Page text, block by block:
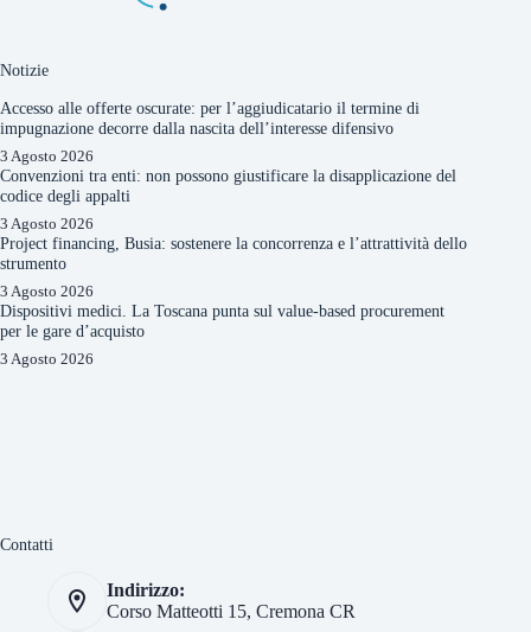
Notizie
Accesso alle offerte oscurate: per l’aggiudicatario il termine di
impugnazione decorre dalla nascita dell’interesse difensivo
3 Agosto 2026
Convenzioni tra enti: non possono giustificare la disapplicazione del
codice degli appalti
3 Agosto 2026
Project financing, Busia: sostenere la concorrenza e l’attrattività dello
strumento
3 Agosto 2026
Dispositivi medici. La Toscana punta sul value-based procurement
per le gare d’acquisto
3 Agosto 2026
Contatti
Indirizzo:
Corso Matteotti 15, Cremona CR